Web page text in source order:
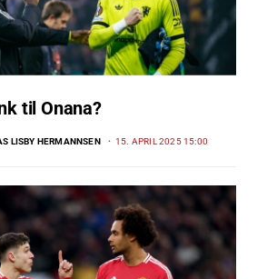
til Onana?
LISBY HERMANNSEN 15. APRIL 2025 15:00